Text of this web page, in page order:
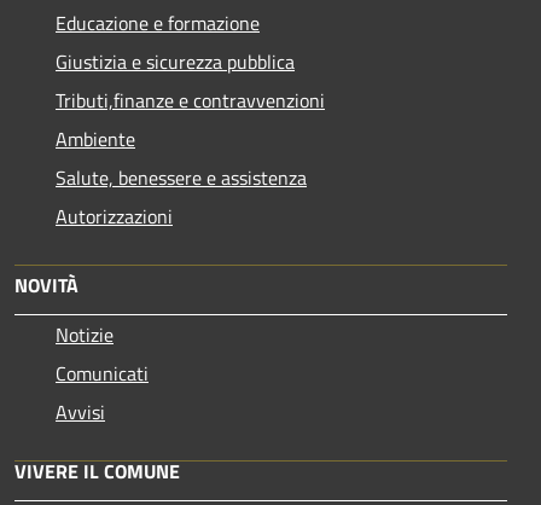
Educazione e formazione
Giustizia e sicurezza pubblica
Tributi,finanze e contravvenzioni
Ambiente
Salute, benessere e assistenza
Autorizzazioni
NOVITÀ
Notizie
Comunicati
Avvisi
VIVERE IL COMUNE